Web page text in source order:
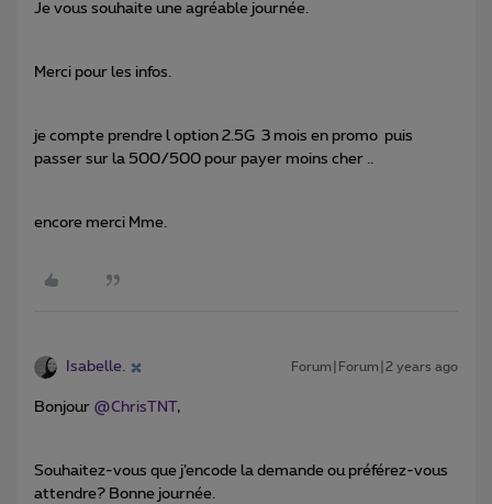
Je vous souhaite une agréable journée.
Merci pour les infos.
je compte prendre l option 2.5G 3 mois en promo puis
passer sur la 500/500 pour payer moins cher ..
encore merci Mme.
Isabelle. Forum|Forum|2 years ago
Bonjour @ChrisTNT ,
Souhaitez-vous que j’encode la demande ou préférez-vous
attendre? Bonne journée.